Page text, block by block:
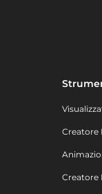
Creatore
Creatore